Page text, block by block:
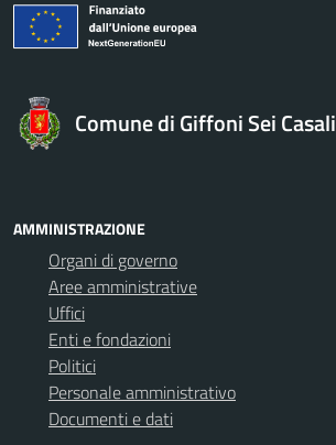
Comune di Giffoni Sei Casali
AMMINISTRAZIONE
Organi di governo
Aree amministrative
Uffici
Enti e fondazioni
Politici
Personale amministrativo
Documenti e dati